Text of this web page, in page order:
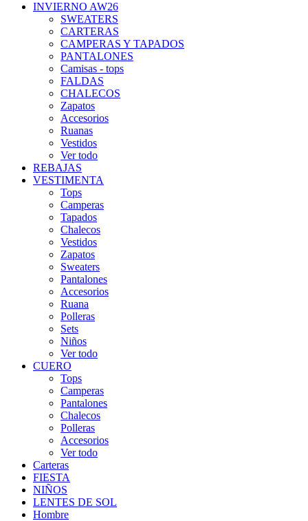
INVIERNO AW26
SWEATERS
CARTERAS
CAMPERAS Y TAPADOS
PANTALONES
Camisas - tops
FALDAS
CHALECOS
Zapatos
Accesorios
Ruanas
Vestidos
Ver todo
REBAJAS
VESTIMENTA
Tops
Camperas
Tapados
Chalecos
Vestidos
Zapatos
Sweaters
Pantalones
Accesorios
Ruana
Polleras
Sets
Niños
Ver todo
CUERO
Tops
Camperas
Pantalones
Chalecos
Polleras
Accesorios
Ver todo
Carteras
FIESTA
NIÑOS
LENTES DE SOL
Hombre